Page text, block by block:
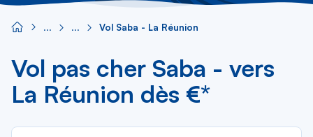
Vol Saba - La Réunion
Vol pas cher Saba - vers
La Réunion dès €*